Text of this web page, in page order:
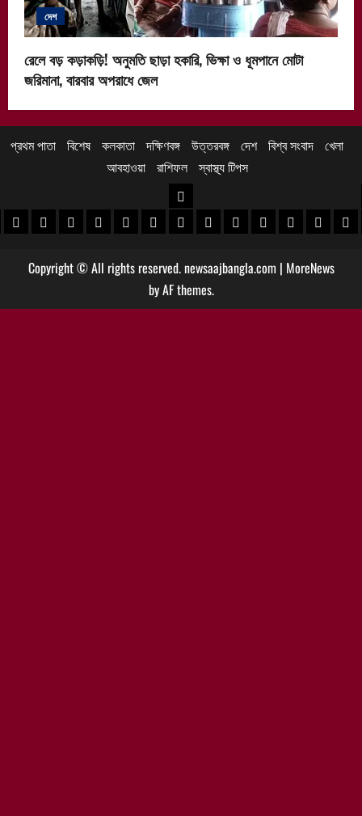
দেশ
রেলে বড় কড়াকড়ি! অনুমতি ছাড়া হকারি, ভিক্ষা ও ধূমপানে মোটা
জরিমানা, বারবার অপরাধে জেল
প্রথম পাতা বিশেষ কলকাতা দক্ষিণবঙ্গ উত্তরবঙ্গ দেশ বিশ্ব সংবাদ খেলা
আবহাওয়া
রাশিফল স্বাস্থ্য টিপস
খবর
খবর
পুরুলিয়া খবর
বাঁকুড়া খবরপশ্চিম বর্ধমান খবর
পূর্ব বর্ধমান খবর
বীরভূম খবরমুর্শিদাবাদ খবর
উত্তরবঙ্গ
কোচবিহার নিউজ
আলিপুরদুয়ার খবর
জলপাইগুড়ি খবর
শিলিগুড়ি খবর
উত্তরদক্ষিণ
Copyright © All rights reserved. newsaajbangla.com | MoreNews
by AF themes.